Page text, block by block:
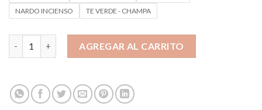
NARDO INCIENSO
TE VERDE - CHAMPA
AGREGAR AL CARRITO